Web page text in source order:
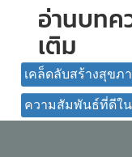
อ่านบทค
เติม
เคล็ดลับสร้างสุขภ
ความสัมพันธ์ที่ดีใน